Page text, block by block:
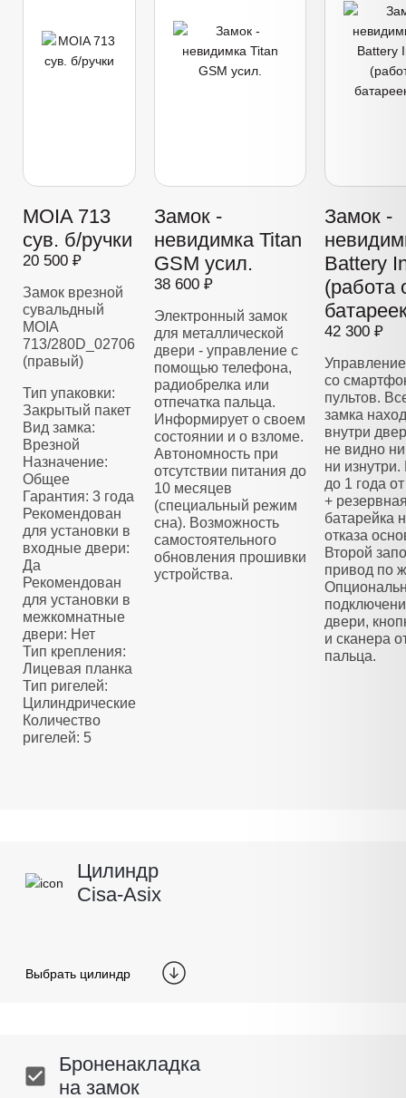
MOIA 713
сув. б/ручки
20 500 ₽
Замок врезной
сувальдный
MOIA
713/280D_02706
(правый)
Тип упаковки:
Закрытый пакет
Вид замка:
Врезной
Назначение:
Общее
Гарантия: 3 года
Рекомендован
для установки в
входные двери:
Да
Рекомендован
для установки в
межкомнатные
двери: Нет
Тип крепления:
Лицевая планка
Тип ригелей:
Цилиндрические
Количество
ригелей: 5
Замок -
невидимка Titan
GSM усил.
38 600 ₽
Электронный замок
для металлической
двери - управление с
помощью телефона,
радиобрелка или
отпечатка пальца.
Информирует о своем
состоянии и о взломе.
Автономность при
отсутствии питания до
10 месяцев
(специальный режим
сна). Возможность
самостоятельного
обновления прошивки
устройства.
Замок -
Battery
(работа
42 300 ₽
со
пультов.
замка
внутри
не видно
ни изнутри.
до 1 года
+
батарейка
отказа
Второй
привод по
двери,
и сканера
пальца.
Цилиндр
Cisa-Asix
Выбрать цилиндр
Броненакладка
на замок